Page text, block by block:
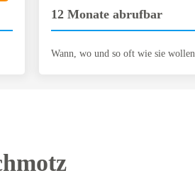
12 Monate abrufbar
Wann, wo und so oft wie sie wollen.